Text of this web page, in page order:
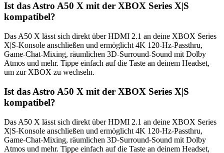
Ist das Astro A50 X mit der XBOX Series X|S
kompatibel?
Das A50 X lässt sich direkt über HDMI 2.1 an deine XBOX Series
X|S-Konsole anschließen und ermöglicht 4K 120-Hz-Passthru,
Game-Chat-Mixing, räumlichen 3D-Surround-Sound mit Dolby
Atmos und mehr. Tippe einfach auf die Taste an deinem Headset,
um zur XBOX zu wechseln.
Ist das Astro A50 X mit der XBOX Series X|S
kompatibel?
Das A50 X lässt sich direkt über HDMI 2.1 an deine XBOX Series
X|S-Konsole anschließen und ermöglicht 4K 120-Hz-Passthru,
Game-Chat-Mixing, räumlichen 3D-Surround-Sound mit Dolby
Atmos und mehr. Tippe einfach auf die Taste an deinem Headset,